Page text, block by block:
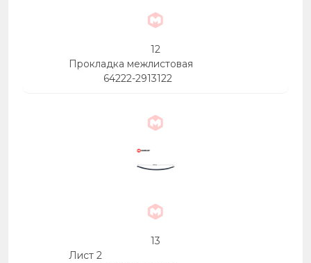
12
Прокладка межлистовая
64222-2913122
13
Лист 2